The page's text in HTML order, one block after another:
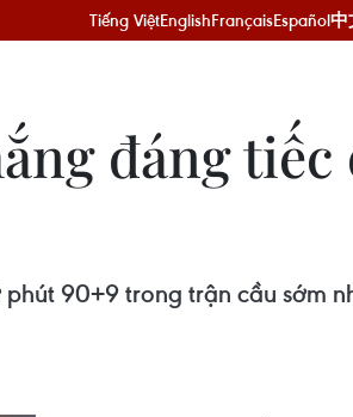
Tiếng ViệtEnglishFrançaisEspañol中
đáng tiếc
90+9 trong trận cầu sớm